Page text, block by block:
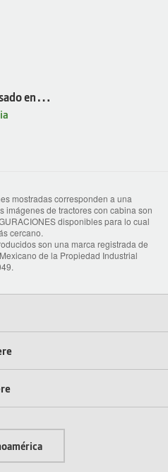
en…
mostradas corresponden a una
imágenes de tractores con cabina son
disponibles para lo cual
cercano.
son una marca registrada de
de la Propiedad Industrial